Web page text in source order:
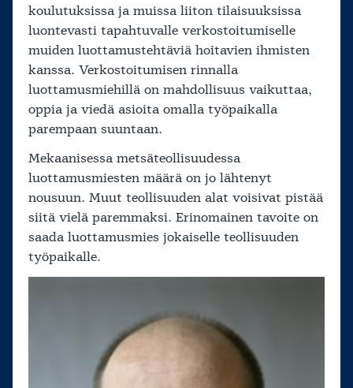
koulutuksissa ja muissa liiton tilaisuuksissa
luontevasti tapahtuvalle verkostoitumiselle
muiden luottamustehtäviä hoitavien ihmisten
kanssa. Verkostoitumisen rinnalla
luottamusmiehillä on mahdollisuus vaikuttaa,
oppia ja viedä asioita omalla työpaikalla
parempaan suuntaan.
Mekaanisessa metsäteollisuudessa
luottamusmiesten määrä on jo lähtenyt
nousuun. Muut teollisuuden alat voisivat pistää
siitä vielä paremmaksi. Erinomainen tavoite on
saada luottamusmies jokaiselle teollisuuden
työpaikalle.